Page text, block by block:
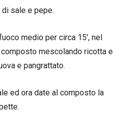
sale e pepe.
medio per circa 15′, nel
mescolando ricotta e
e pangrattato.
ed ora date al composto la